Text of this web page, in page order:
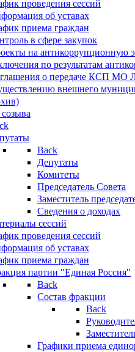
проведения сессий
об уставах
приема граждан
в сфере закупок
на антикоррупционную
по результатам
о передаче КСП МО
внешнего
Back
Депутаты
Комитеты
Председатель Совета
Заместитель
Сведения о доходах
сессий
проведения сессий
об уставах
приема граждан
партии "Единая Россия"
Back
Состав фракции
Back
Графики приема